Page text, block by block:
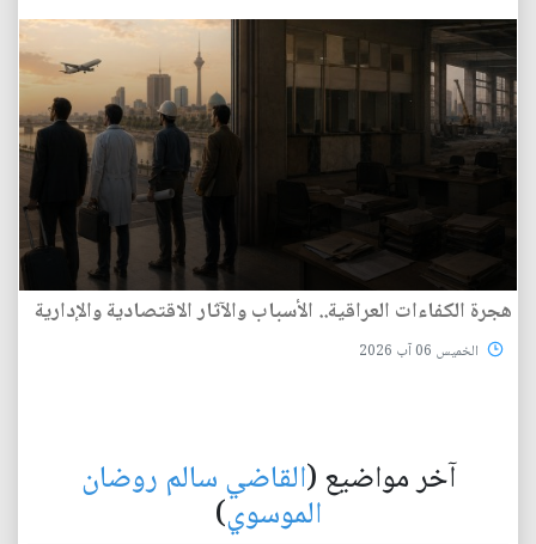
هجرة الكفاءات العراقية.. الأسباب والآثار الاقتصادية والإدارية
الخميس 06 آب 2026
آخر مواضيع (القاضي سالم روضان
الموسوي)